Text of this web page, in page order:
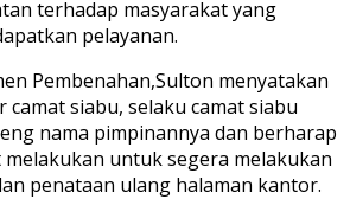
terhadap masyarakat yang
pelayanan.
Pembenahan,Sulton menyatakan
siabu, selaku camat siabu
nama pimpinannya dan berharap
untuk segera melakukan
penataan ulang halaman kantor.